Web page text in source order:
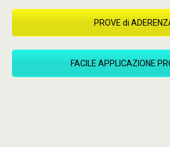
PROVE di
FACILE APPLICAZIONE